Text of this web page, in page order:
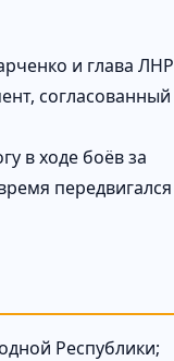
и глава ЛНР
согласованный
в ходе боёв за
передвигался
Республики;